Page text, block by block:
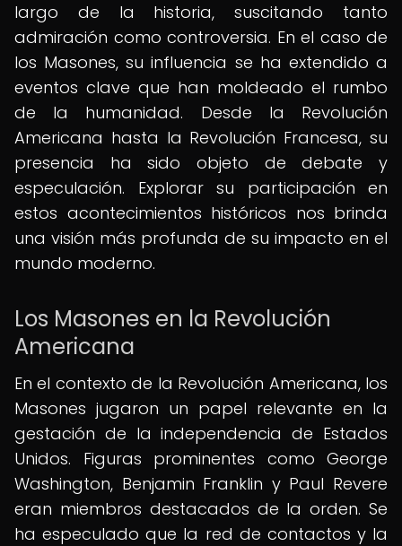
largo de la historia, suscitando tanto
admiración como controversia. En el caso de
los Masones, su influencia se ha extendido a
eventos clave que han moldeado el rumbo
de la humanidad. Desde la Revolución
Americana hasta la Revolución Francesa, su
presencia ha sido objeto de debate y
especulación. Explorar su participación en
estos acontecimientos históricos nos brinda
una visión más profunda de su impacto en el
mundo moderno.
Los Masones en la Revolución
Americana
En el contexto de la Revolución Americana, los
Masones jugaron un papel relevante en la
gestación de la independencia de Estados
Unidos. Figuras prominentes como George
Washington, Benjamin Franklin y Paul Revere
eran miembros destacados de la orden. Se
ha especulado que la red de contactos y la